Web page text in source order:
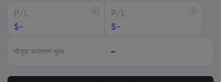
P/L
$-
P/L
$-
मौजूदा रूपांतरण मूल्य: -